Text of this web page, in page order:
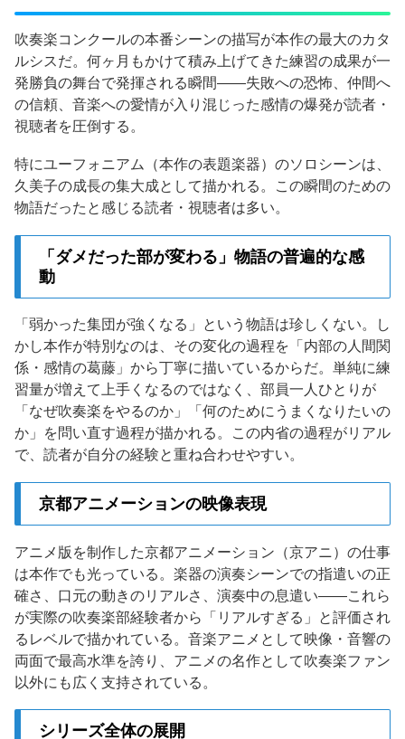
吹奏楽コンクールの本番シーンの描写が本作の最大のカタ
ルシスだ。何ヶ月もかけて積み上げてきた練習の成果が一
発勝負の舞台で発揮される瞬間——失敗への恐怖、仲間へ
の信頼、音楽への愛情が入り混じった感情の爆発が読者・
視聴者を圧倒する。
特にユーフォニアム（本作の表題楽器）のソロシーンは、
久美子の成長の集大成として描かれる。この瞬間のための
物語だったと感じる読者・視聴者は多い。
「ダメだった部が変わる」物語の普遍的な感
動
「弱かった集団が強くなる」という物語は珍しくない。し
かし本作が特別なのは、その変化の過程を「内部の人間関
係・感情の葛藤」から丁寧に描いているからだ。単純に練
習量が増えて上手くなるのではなく、部員一人ひとりが
「なぜ吹奏楽をやるのか」「何のためにうまくなりたいの
か」を問い直す過程が描かれる。この内省の過程がリアル
で、読者が自分の経験と重ね合わせやすい。
京都アニメーションの映像表現
アニメ版を制作した京都アニメーション（京アニ）の仕事
は本作でも光っている。楽器の演奏シーンでの指遣いの正
確さ、口元の動きのリアルさ、演奏中の息遣い——これら
が実際の吹奏楽部経験者から「リアルすぎる」と評価され
るレベルで描かれている。音楽アニメとして映像・音響の
両面で最高水準を誇り、アニメの名作として吹奏楽ファン
以外にも広く支持されている。
シリーズ全体の展開